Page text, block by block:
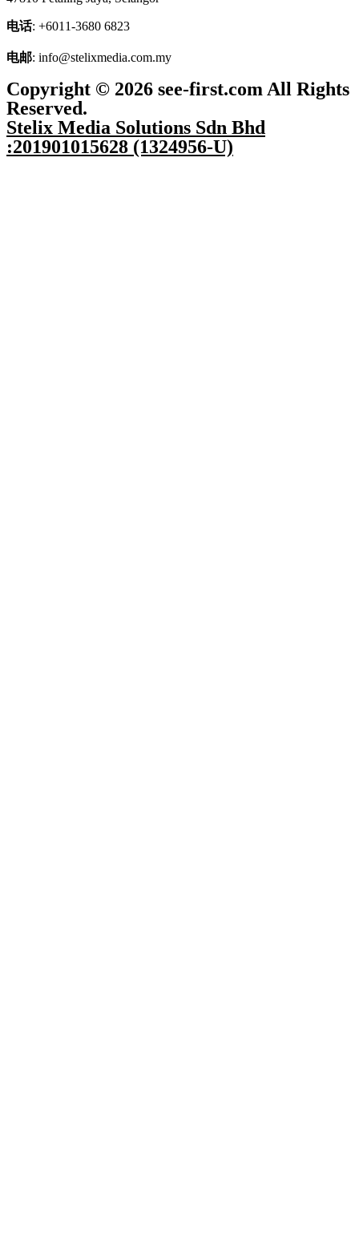
电话: +6011-3680 6823
电邮: info@stelixmedia.com.my
Copyright © 2026 see-first.com All Rights
Reserved.
Stelix Media Solutions Sdn Bhd
:201901015628 (1324956-U)